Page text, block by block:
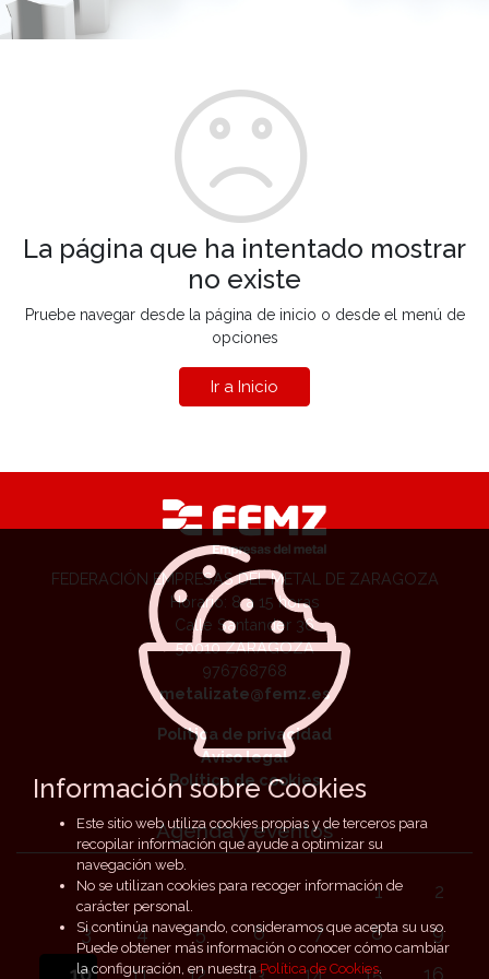
La página que ha intentado mostrar
no existe
Pruebe navegar desde la página de inicio o desde el menú de
opciones
Ir a Inicio
FEDERACIÓN EMPRESAS DEL METAL DE ZARAGOZA
Horario: 8 a 15 horas
Calle Santander 36
50010 ZARAGOZA
976768768
metalizate@femz.es
Política de privacidad
Aviso legal
Política de cookies
Agenda y eventos
1
2
3
4 5 6 7 8
9
Información sobre Cookies
Este sitio web utiliza cookies propias y de terceros para
recopilar información que ayude a optimizar su
navegación web.
No se utilizan cookies para recoger información de
carácter personal.
Si continúa navegando, consideramos que acepta su uso.
Puede obtener más información o conocer cómo cambiar
la configuración, en nuestraPolítica de Cookies.